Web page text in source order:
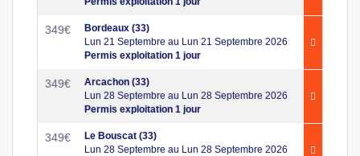
349€
Bordeaux (33)
Lun 21 Septembre au Lun 21 Septembre 2026
Permis exploitation 1 jour
349€
Arcachon (33)
Lun 28 Septembre au Lun 28 Septembre 2026
Permis exploitation 1 jour
349€
Le Bouscat (33)
Lun 28 Septembre au Lun 28 Septembre 2026